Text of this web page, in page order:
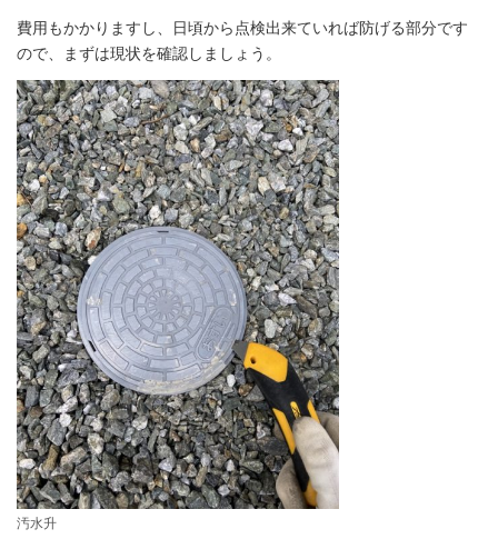
費用もかかりますし、日頃から点検出来ていれば防げる部分です
ので、まずは現状を確認しましょう。
汚水升